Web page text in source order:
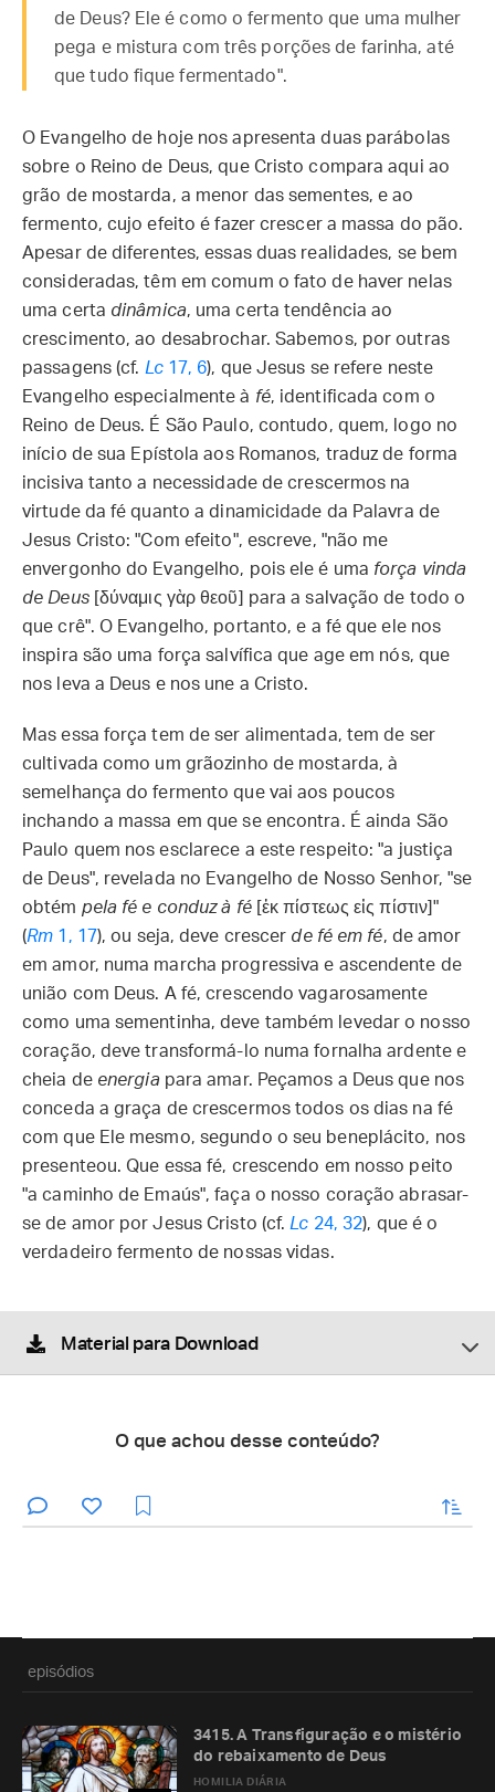
de Deus? Ele é como o fermento que uma mulher
pega e mistura com três porções de farinha, até
que tudo fique fermentado".
O Evangelho de hoje nos apresenta duas parábolas
sobre o Reino de Deus, que Cristo compara aqui ao
grão de mostarda, a menor das sementes, e ao
fermento, cujo efeito é fazer crescer a massa do pão.
Apesar de diferentes, essas duas realidades, se bem
consideradas, têm em comum o fato de haver nelas
uma certa dinâmica, uma certa tendência ao
crescimento, ao desabrochar. Sabemos, por outras
passagens (cf. Lc17, 6), que Jesus se refere neste
Evangelho especialmente à fé, identificada com o
Reino de Deus. É São Paulo, contudo, quem, logo no
início de sua Epístola aos Romanos, traduz de forma
incisiva tanto a necessidade de crescermos na
virtude da fé quanto a dinamicidade da Palavra de
Jesus Cristo: "Com efeito", escreve, "não me
envergonho do Evangelho, pois ele é uma força vinda
de Deus[δύναμις γὰρ θεοῦ] para a salvação de todo o
que crê". O Evangelho, portanto, e a fé que ele nos
inspira são uma força salvífica que age em nós, que
nos leva a Deus e nos une a Cristo.
Mas essa força tem de ser alimentada, tem de ser
cultivada como um grãozinho de mostarda, à
semelhança do fermento que vai aos poucos
inchando a massa em que se encontra. É ainda São
Paulo quem nos esclarece a este respeito: "a justiça
de Deus", revelada no Evangelho de Nosso Senhor, "se
obtém pela fé e conduz à fé[ἐκ πίστεως εἰς πίστιν]"
(Rm 1, 17), ou seja, deve crescer de fé em fé, de amor
em amor, numa marcha progressiva e ascendente de
união com Deus. A fé, crescendo vagarosamente
como uma sementinha, deve também levedar o nosso
coração, deve transformá-lo numa fornalha ardente e
cheia de energiapara amar. Peçamos a Deus que nos
conceda a graça de crescermos todos os dias na fé
com que Ele mesmo, segundo o seu beneplácito, nos
presenteou. Que essa fé, crescendo em nosso peito
"a caminho de Emaús", faça o nosso coração abrasar-
se de amor por Jesus Cristo (cf. Lc 24, 32), que é o
verdadeiro fermento de nossas vidas.
Material para Download
O que achou desse conteúdo?
enviar
episódios
HOMILIA DIÁRIA
3415. A Transfiguração e o mistério
do rebaixamento de Deus